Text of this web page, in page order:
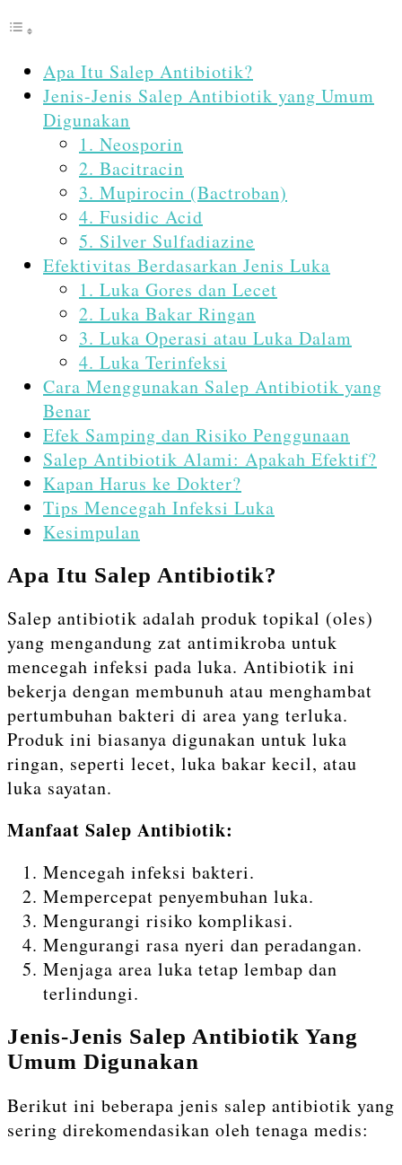
Apa Itu Salep Antibiotik?
Jenis-Jenis Salep Antibiotik yang Umum
Digunakan
1. Neosporin
2. Bacitracin
3. Mupirocin (Bactroban)
4. Fusidic Acid
5. Silver Sulfadiazine
Efektivitas Berdasarkan Jenis Luka
1. Luka Gores dan Lecet
2. Luka Bakar Ringan
3. Luka Operasi atau Luka Dalam
4. Luka Terinfeksi
Cara Menggunakan Salep Antibiotik yang
Benar
Efek Samping dan Risiko Penggunaan
Salep Antibiotik Alami: Apakah Efektif?
Kapan Harus ke Dokter?
Tips Mencegah Infeksi Luka
Kesimpulan
Apa Itu Salep Antibiotik?
Salep antibiotik adalah produk topikal (oles)
yang mengandung zat antimikroba untuk
mencegah infeksi pada luka. Antibiotik ini
bekerja dengan membunuh atau menghambat
pertumbuhan bakteri di area yang terluka.
Produk ini biasanya digunakan untuk luka
ringan, seperti lecet, luka bakar kecil, atau
luka sayatan.
Manfaat Salep Antibiotik:
Mencegah infeksi bakteri.
Mempercepat penyembuhan luka.
Mengurangi risiko komplikasi.
Mengurangi rasa nyeri dan peradangan.
Menjaga area luka tetap lembap dan
terlindungi.
Jenis-Jenis Salep Antibiotik Yang
Umum Digunakan
Berikut ini beberapa jenis salep antibiotik yang
sering direkomendasikan oleh tenaga medis: